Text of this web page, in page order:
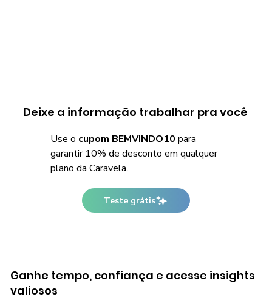
Deixe a informação trabalhar pra você
Use o cupom BEMVINDO10 para
garantir 10% de desconto em qualquer
plano da Caravela.
Teste grátis
Ganhe tempo, confiança e acesse insights
valiosos